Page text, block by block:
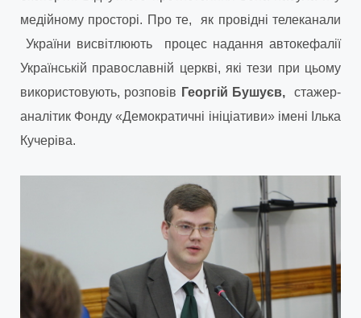
медійному просторі. Про те, як провідні телеканали
України висвітлюють процес надання автокефалії
Українській православній церкві, які тези при цьому
використовують, розповів Георгій Бушуєв,
стажер-
аналітик Фонду «Демократичні ініціативи» імені Ілька
Кучеріва.